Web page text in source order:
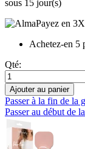
sous 15 jour(s)
Payez en
Achetez-en 5
Qté:
Ajouter au panier
Passer à la fin de la
Passer au début de